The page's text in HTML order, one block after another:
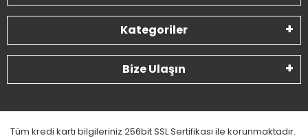
Kategoriler
Bize Ulaşın
Tüm kredi kartı bilgileriniz 256bit SSL Sertifikası ile korunmaktadır.